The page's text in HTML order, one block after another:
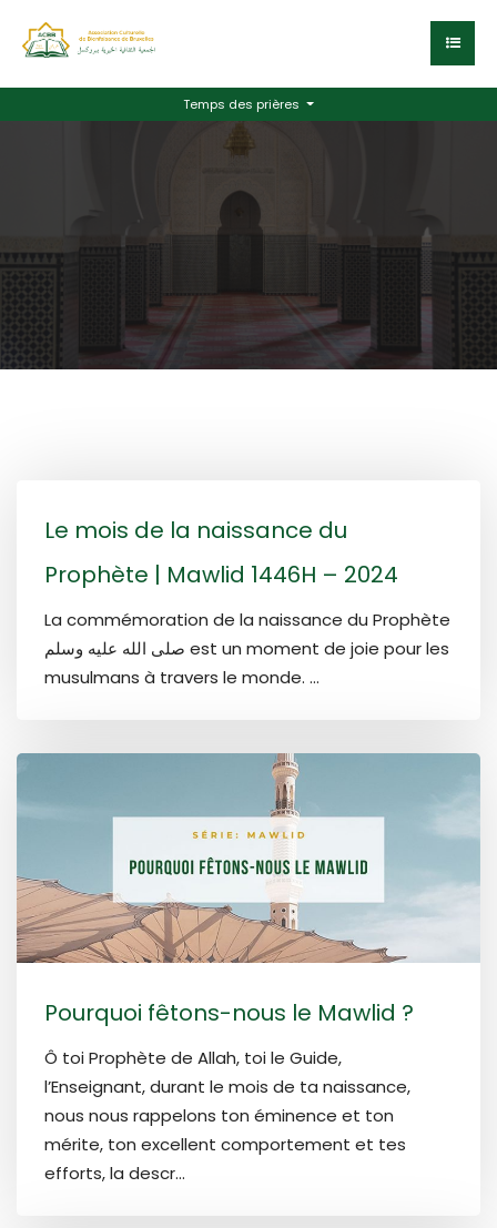
Temps des prières
Le mois de la naissance du
Prophète | Mawlid 1446H – 2024
La commémoration de la naissance du Prophète
صلى الله عليه وسلم est un moment de joie pour les
musulmans à travers le monde. ...
Pourquoi fêtons-nous le Mawlid ?
Ô toi Prophète de Allah, toi le Guide,
l’Enseignant, durant le mois de ta naissance,
nous nous rappelons ton éminence et ton
mérite, ton excellent comportement et tes
efforts, la descr...